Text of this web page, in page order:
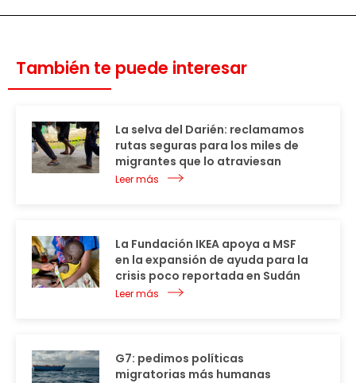
También te puede interesar
La selva del Darién: reclamamos
rutas seguras para los miles de
migrantes que lo atraviesan
Leer más
La Fundación IKEA apoya a MSF
en la expansión de ayuda para la
crisis poco reportada en Sudán
Leer más
G7: pedimos políticas
migratorias más humanas